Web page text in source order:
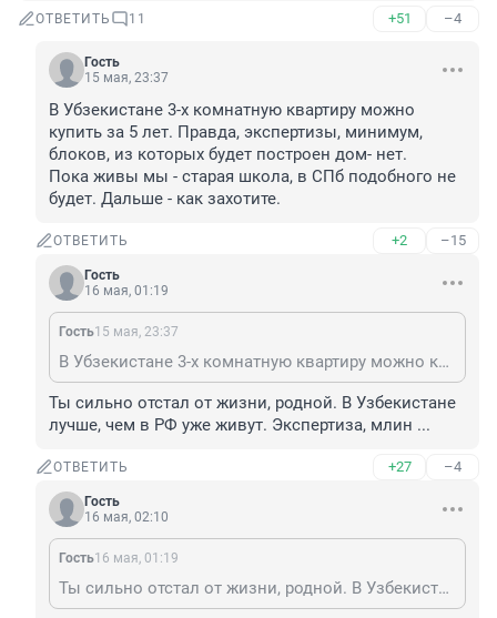
ОТВЕТИТЬ 11 +51 –4
Гость
15 мая, 23:37
В Убзекистане 3-х комнатную квартиру можно
купить за 5 лет. Правда, экспертизы, минимум,
блоков, из которых будет построен дом- нет.
Пока живы мы - старая школа, в СПб подобного не
будет. Дальше - как захотите.
ОТВЕТИТЬ +2 –15
Гость
16 мая, 01:19
Гость15 мая, 23:37
В Убзекистане 3-х комнатную квартиру можно купить за 5 лет. Правда, экспертизы, минимум, блоков, из которых будет построен дом- нет. Пока живы мы - старая школа, в СПб подобного не будет. Дальше - как захотите.
Ты сильно отстал от жизни, родной. В Узбекистане
лучше, чем в РФ уже живут. Экспертиза, млин ...
ОТВЕТИТЬ +27 –4
Гость
16 мая, 02:10
Гость16 мая, 01:19
Ты сильно отстал от жизни, родной. В Узбекистане лучше, чем в РФ уже живут. Экспертиза, млин ...